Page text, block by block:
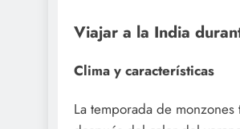
Viajar a la India
Clima y características
La temporada de